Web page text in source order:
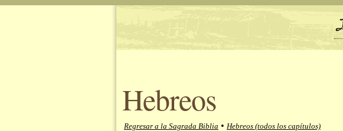
Hebreos
Regresar a la Sagrada Biblia • Hebreos (todos los capítulos)